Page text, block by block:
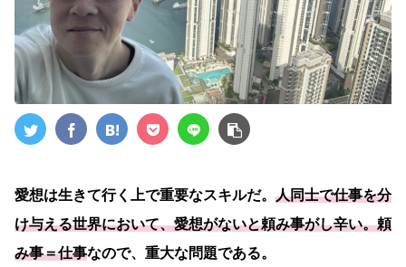
愛想は生きて行く上で重要なスキルだ。 人同士で仕事を分
け与える世界において、愛想がないと頼み事がし辛い。頼
み事＝仕事なので、重大な問題である。